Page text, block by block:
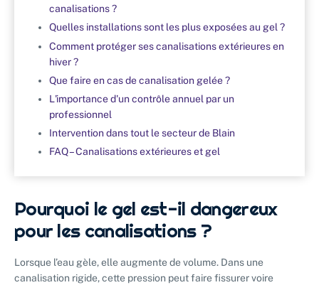
canalisations ?
Quelles installations sont les plus exposées au gel ?
Comment protéger ses canalisations extérieures en
hiver ?
Que faire en cas de canalisation gelée ?
L'importance d'un contrôle annuel par un
professionnel
Intervention dans tout le secteur de Blain
FAQ – Canalisations extérieures et gel
Pourquoi le gel est-il dangereux
pour les canalisations ?
Lorsque l’eau gèle, elle augmente de volume. Dans une
canalisation rigide, cette pression peut faire fissurer voire